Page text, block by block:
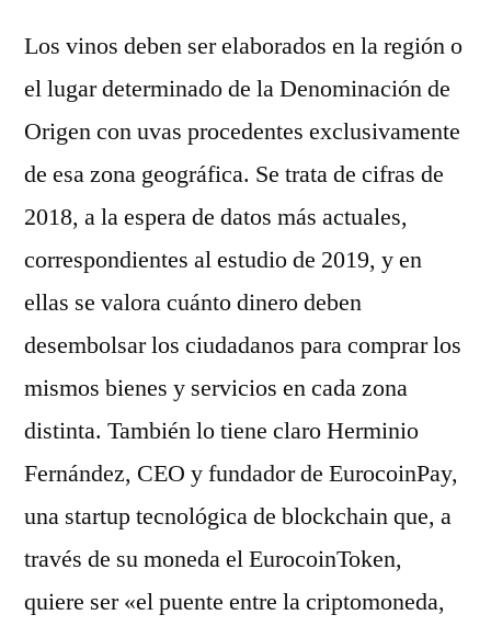
Los vinos deben ser elaborados en la región o
el lugar determinado de la Denominación de
Origen con uvas procedentes exclusivamente
de esa zona geográfica. Se trata de cifras de
2018, a la espera de datos más actuales,
correspondientes al estudio de 2019, y en
ellas se valora cuánto dinero deben
desembolsar los ciudadanos para comprar los
mismos bienes y servicios en cada zona
distinta. También lo tiene claro Herminio
Fernández, CEO y fundador de EurocoinPay,
una startup tecnológica de blockchain que, a
través de su moneda el EurocoinToken,
quiere ser «el puente entre la criptomoneda,